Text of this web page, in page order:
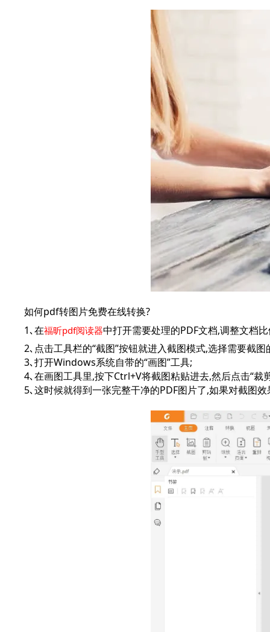
如何pdf转图片免费在线转换?
1､在福昕pdf阅读器中打开需要处理的PDF文档,调整文档
2､点击工具栏的“截图”按钮就进入截图模式,选择需要截
3､打开Windows系统自带的“画图”工具;
4､在画图工具里,按下Ctrl+V将截图粘贴进去,然后点击“裁
5､这时候就得到一张完整干净的PDF图片了,如果对截图